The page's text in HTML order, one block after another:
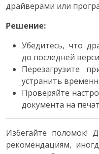
драйверами или
Решение:
Убедитесь, что
до последней
Перезагрузите
устранить
Проверяйте
документа на
Избегайте поломок!
рекомендациям,